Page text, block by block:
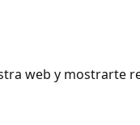
web y mostrarte